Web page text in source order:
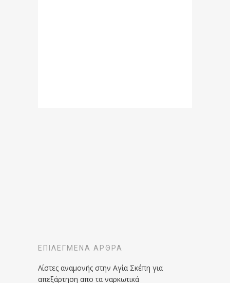
ΕΠΙΛΕΓΜΈΝΑ ΆΡΘΡΑ
Λίστες αναμονής στην Αγία Σκέπη για
απεξάρτηση απο τα ναρκωτικά